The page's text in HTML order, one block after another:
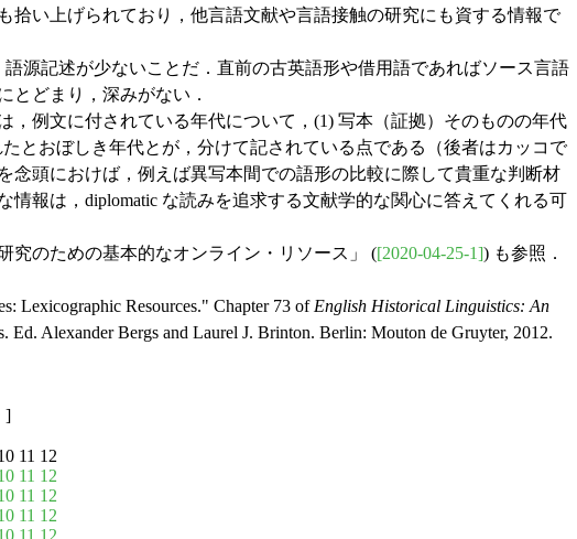
拾い上げられており，他言語文献や言語接触の研究にも資する情報で
源記述が少ないことだ．直前の古英語形や借用語であればソース言語
とどまり，深みがない．
例文に付されている年代について，(1) 写本（証拠）そのものの年代
とおぼしき年代とが，分けて記されている点である（後者はカッコで
念頭におけば，例えば異写本間での語形の比較に際して貴重な判断材
情報は，diplomatic な読みを追求する文献学的な関心に答えてくれる可
究のための基本的なオンライン・リソース」 ([2020-04-25-1]) も参照．
Lexicographic Resources." Chapter 73 of English Historical Linguistics: An
Ed. Alexander Bergs and Laurel J. Brinton. Berlin: Mouton de Gruyter, 2012.
]
11 12
11 12
11 12
11 12
11 12